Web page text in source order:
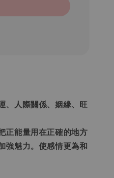
、人際關係、姻緣、旺
正能量用在正確的地方
強魅力。使感情更為和